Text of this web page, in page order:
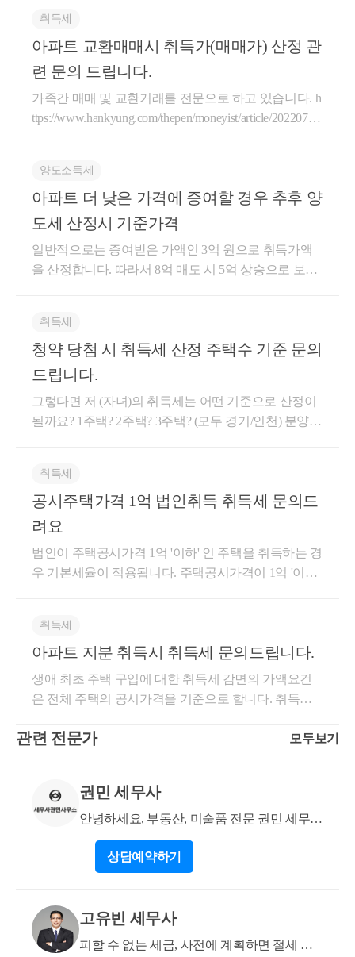
취득세
아파트 교환매매시 취득가(매매가) 산정 관
련 문의 드립니다.
가족간 매매 및 교환거래를 전문으로 하고 있습니다. h
ttps://www.hankyung.com/thepen/moneyist/article/20220719
[답변] 1. 세법상 시가로 사용할 수 있는 요건을 충족한
가액이 있다면 해당 매매가액을 교환가액으로 설정할
수 있으며, 교환가액 조정 여부는 교환물건의 사실관
니다. 3. 정산차액 지급시 6.5억원이 적용됩니다. 교환
거래는 물건과 물건을 서로 맞바꾼다는 거래의 특성상
거래는 교환과 매매가 함께 진행되어야 하는 내용으로
가액 설정과 거래내용의 설정뿐만 아니라, 부동산에
담보된 채무가 있다면 채무의 승계 여부 및 세법상 적
절성과 인정 여부, 교환 후 양도소득세까지 모두 검토
해야 합니다. 따라서 복잡한 계약 과정에 대하여 사후
니다. 가족간 교환거래에 대해서 안전하게 진행해드리
고 있으며, 등기부터 신고까지 모든 절차를 함께 진행
안전하고 최대한 절세되는 방안으로 진행 도와드리고
있습니다. 감사합니다.
양도소득세
아파트 더 낮은 가격에 증여할 경우 추후 양
도세 산정시 기준가격
일반적으로는 증여받은 가액인 3억 원으로 취득가액
을 산정합니다. 따라서 8억 매도 시 5억 상승으로 보는
가액 3억을 비교해서 더 세액이 많은 3억으로 취득가
액이 적용될 것입니다. 세대분리를 하시고 자녀분이
무주택자여서 비과세로 양도하는 것을 제외하고는 증
세법, 경매학원 강의, 양도/상속/증여 등에 대한 내용으
로 블로그 운영 중입니다. 블로그 주소는 https://blog.nav
의에 도움이 되셨으면 좋겠습니다. 감사합니다.
취득세
청약 당첨 시 취득세 산정 주택수 기준 문의
드립니다.
그렇다면 저 (자녀)의 취득세는 어떤 기준으로 산정이
될까요? 1주택? 2주택? 3주택? (모두 경기/인천) 분양권
취득세
공시주택가격 1억 법인취득 취득세 문의드
려요
법인이 주택공시가격 1억 '이하' 인 주택을 취득하는 경
우 기본세율이 적용됩니다. 주택공시가격이 1억 '이
시면 좋을것 같습니다.
취득세
아파트 지분 취득시 취득세 문의드립니다.
생애 최초 주택 구입에 대한 취득세 감면의 가액요건
은 전체 주택의 공시가격을 기준으로 합니다. 취득하
은 4억)이하일 경우에 취득세 50% 감면이 적용되며 1.5
면은 불가능합니다. 생애 최초 주택 구입에 대한 취득
세 감면 요건은 대략적으로 다음과 같습니다. - 대상 :
생애 최초 주택을 구입하는 세대의 세대원 - 감면 : 취
득가액 1.5억 이하 취득세 면제, 취득가액1.5억 초과 ~
3억원(수도권 4억원) 이하 50%감면 - 소득기준 : 세대
다.
관련 전문가 모두보기
권민 세무사
안녕하세요, 부동산, 미술품 전문 권민 세무사
입니다.
상담예약하기
고유빈 세무사
피할 수 없는 세금, 사전에 계획하면 절세 가